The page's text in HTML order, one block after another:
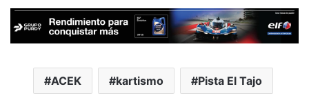
ACEK kartismo Pista El Tajo